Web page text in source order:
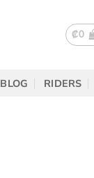
₡0
BLOG RIDERS